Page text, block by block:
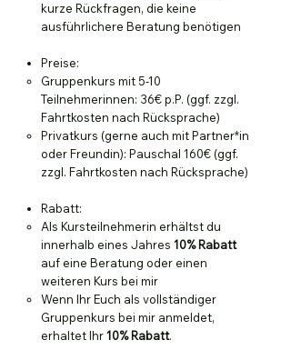
kurze Rückfragen, die keine
ausführlichere Beratung benötigen
Preise:
Gruppenkurs mit 5-10
Teilnehmerinnen: 36€ p.P. (ggf. zzgl.
Fahrtkosten nach Rücksprache)​
Privatkurs (gerne auch mit Partner*in
oder Freundin): Pauschal 160€ (ggf.
zzgl. Fahrtkosten nach Rücksprache)
Rabatt:
Als Kursteilnehmerin erhältst du
innerhalb eines Jahres 10% Rabatt
auf eine Beratung oder einen
weiteren Kurs bei mir​
Wenn Ihr Euch als vollständiger
Gruppenkurs bei mir anmeldet,
erhaltet Ihr10% Rabatt.